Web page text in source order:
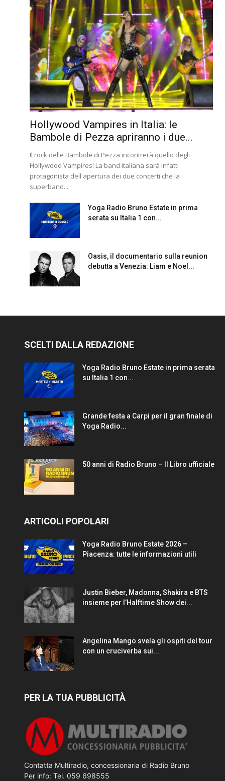
Hollywood Vampires in Italia: le
Bambole di Pezza apriranno i due...
Il rock delle Bambole di Pezza incontrerà quello degli
Hollywood Vampires! La band italiana sarà infatti
protagonista dell'apertura dei due concerti che la
superband...
Yoga Radio Bruno Estate in prima
serata su Italia 1 con...
Oasis, il documentario sulla reunion
debutta a Venezia: Liam e Noel...
SCELTI DALLA REDAZIONE
Yoga Radio Bruno Estate in prima serata
su Italia 1 con...
Grande festa a Carpi per il gran finale di
Yoga Radio...
50 anni di Radio Bruno – Il Libro ufficiale
ARTICOLI POPOLARI
Yoga Radio Bruno Estate 2026 –
Piacenza: tutte le informazioni utili
Justin Bieber, Madonna, Shakira e BTS
insieme per l’Halftime Show dei...
Angelina Mango svela gli ospiti del tour
con un cruciverba sui...
PER LA TUA PUBBLICITÀ
Contatta Multiradio, concessionaria di Radio Bruno
Per info: Tel. 059 698555